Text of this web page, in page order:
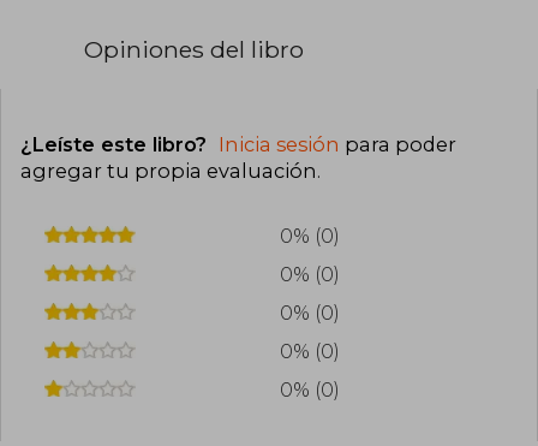
Opiniones del libro
¿Leíste este libro? Inicia sesión para poder
agregar tu propia evaluación.
0% (0)
0% (0)
0% (0)
0% (0)
0% (0)